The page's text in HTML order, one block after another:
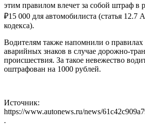
этим правилом влечет за собой штраф в
₽15 000 для автомобилиста (статья 12.7
кодекса).
Водителям также напомнили о правилах
аварийных знаков в случае дорожно-
происшествия. За такое невежество
оштрафован на 1000 рублей.
Источник:
https://www.autonews.ru/news/
.